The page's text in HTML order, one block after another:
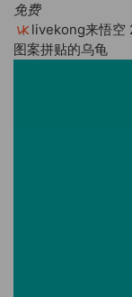
免费
livekong来悟空
图案拼贴的乌龟